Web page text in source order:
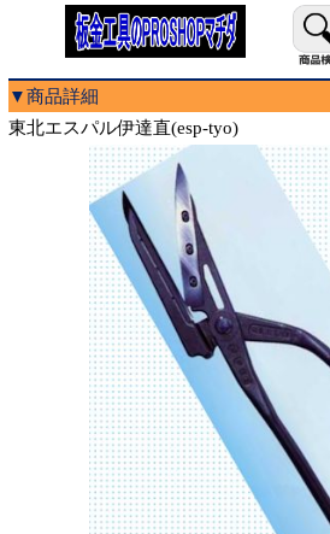
▼商品詳細
東北エスパル伊達直(esp-tyo)